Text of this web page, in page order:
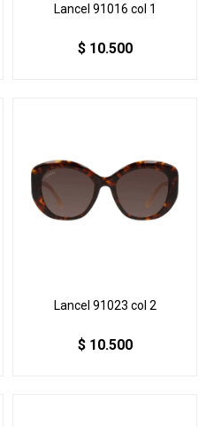
Lancel 91016 col 1
$ 10.500
Lancel 91023 col 2
$ 10.500